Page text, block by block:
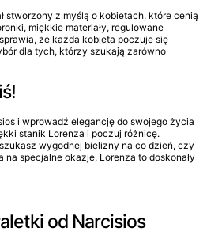
stworzony z myślą o kobietach, które cenią
miękkie materiały, regulowane
że każda kobieta poczuje się
dla tych, którzy szukają zarówno
i wprowadź elegancję do swojego życia
stanik Lorenza i poczuj różnicę.
wygodnej bielizny na co dzień, czy
specjalne okazje, Lorenza to doskonały
od Narcisios